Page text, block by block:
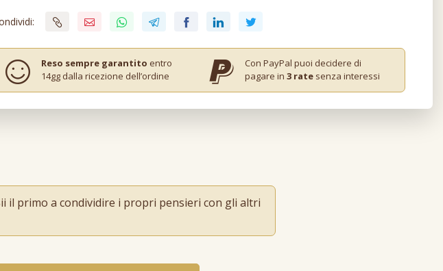
Reso sempre garantito entro
14gg dalla ricezione dell’ordine
Con PayPal puoi decidere di
pagare in 3 rate senza interessi
il primo a condividire i propri pensieri con gli altri